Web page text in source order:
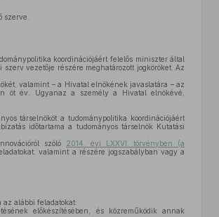
szerve.
koordinációjáért felelős miniszter által
vezetője részére meghatározott jogköröket. Az
valamint – a Hivatal elnökének javaslatára – az
öt év. Ugyanaz a személy a Hivatal elnökévé,
társelnököt a tudománypolitika koordinációjáért
időtartama a tudományos társelnök Kutatási
szóló 2014. évi LXXVI. törvényben (a
valamint a részére jogszabályban vagy a
alábbi feladatokat:
előkészítésében, és közreműködik annak